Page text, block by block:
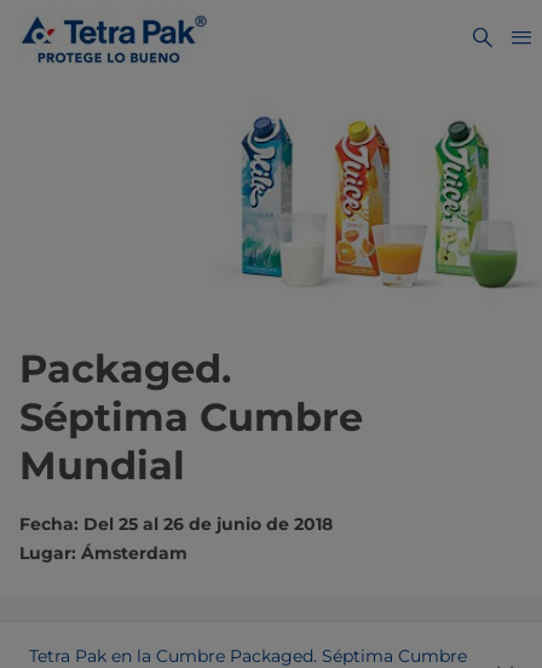
Packaged.
Séptima Cumbre
Mundial
Fecha: Del 25 al 26 de junio de 2018
Lugar: Ámsterdam
Tetra Pak en la Cumbre Packaged. Séptima Cumbre